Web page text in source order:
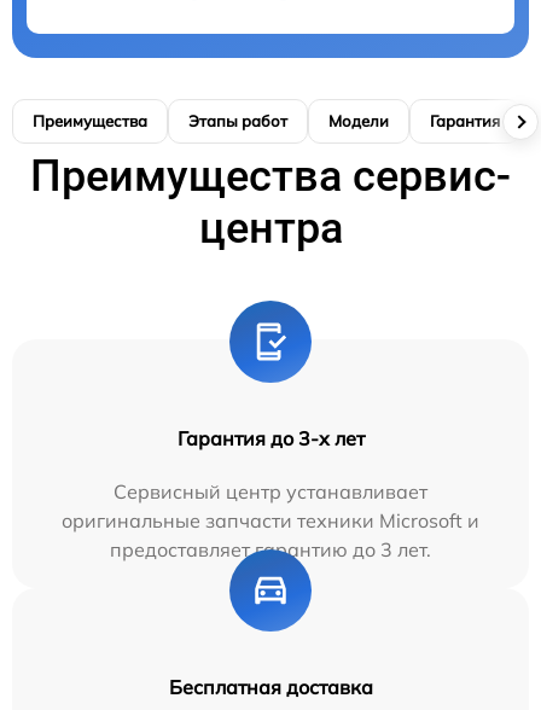
Преимущества Этапы работ Модели Гарантия
Преимущества сервис-
центра
Гарантия до 3-х лет
Сервисный центр устанавливает
оригинальные запчасти техники Microsoft и
предоставляет гарантию до 3 лет.
Бесплатная доставка